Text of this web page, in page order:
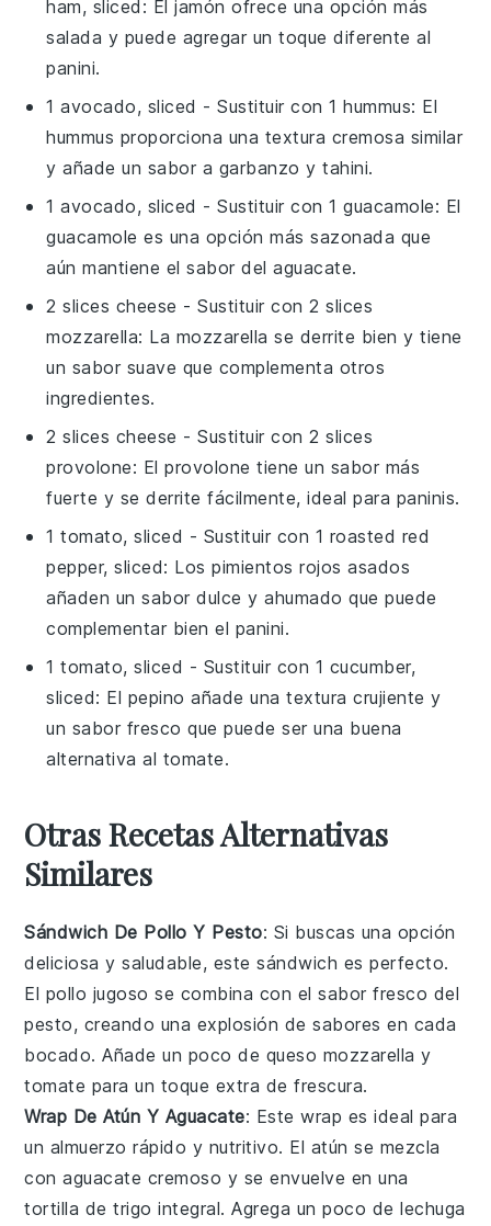
ham, sliced : El jamón ofrece una opción más
salada y puede agregar un toque diferente al
panini.
1 avocado, sliced - Sustituir con1 hummus: El
hummus proporciona una textura cremosa similar
y añade un sabor a garbanzo y tahini.
1 avocado, sliced - Sustituir con1 guacamole: El
guacamole es una opción más sazonada que
aún mantiene el sabor del aguacate.
2 slices cheese - Sustituir con2 slices
mozzarella: La mozzarella se derrite bien y tiene
un sabor suave que complementa otros
ingredientes.
2 slices cheese - Sustituir con2 slices
provolone: El provolone tiene un sabor más
fuerte y se derrite fácilmente, ideal para paninis.
1 tomato, sliced - Sustituir con 1 roasted red
pepper, sliced: Los pimientos rojos asados
añaden un sabor dulce y ahumado que puede
complementar bien el panini.
1 tomato, sliced - Sustituir con 1 cucumber,
sliced: El pepino añade una textura crujiente y
un sabor fresco que puede ser una buena
alternativa al tomate.
Otras Recetas Alternativas
Similares
Sándwich De Pollo Y Pesto: Si buscas una opción
deliciosa y saludable, este sándwich es perfecto.
El pollo jugoso se combina con el sabor fresco del
pesto, creando una explosión de sabores en cada
bocado. Añade un poco de queso mozzarella y
tomate para un toque extra de frescura.
Wrap De Atún Y Aguacate: Este wrap es ideal para
un almuerzo rápido y nutritivo. El atún se mezcla
conaguacate cremoso y se envuelve en una
tortilla detrigo integral. Agrega un poco delechuga